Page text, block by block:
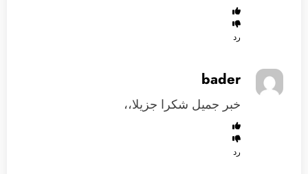
رد
bader
خبر جميل شكرا جزيلا،،
رد